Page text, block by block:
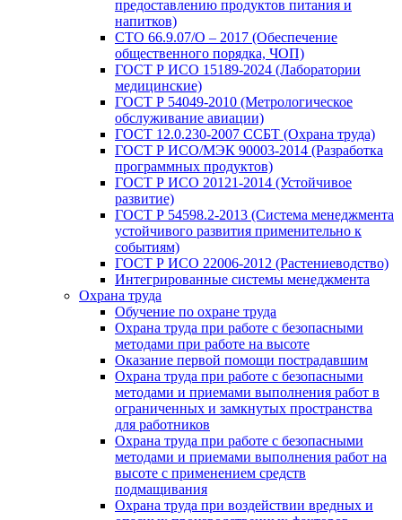
предоставлению продуктов питания и
напитков)
СТО 66.9.07/О – 2017 (Обеспечение
общественного порядка, ЧОП)
ГОСТ Р ИСО 15189-2024 (Лаборатории
медицинские)
ГОСТ Р 54049-2010 (Метрологическое
обслуживание авиации)
ГОСТ 12.0.230-2007 ССБТ (Охрана труда)
ГОСТ Р ИСО/МЭК 90003-2014 (Разработка
программных продуктов)
ГОСТ Р ИСО 20121-2014 (Устойчивое
развитие)
ГОСТ Р 54598.2-2013 (Система менеджмента
устойчивого развития применительно к
событиям)
ГОСТ Р ИСО 22006-2012 (Растениеводство)
Интегрированные системы менеджмента
Охрана труда
Обучение по охране труда
Охрана труда при работе с безопасными
методами при работе на высоте
Оказание первой помощи пострадавшим
Охрана труда при работе с безопасными
методами и приемами выполнения работ в
ограниченных и замкнутых пространства
для работников
Охрана труда при работе с безопасными
методами и приемами выполнения работ на
высоте с применением средств
подмащивания
Охрана труда при воздействии вредных и